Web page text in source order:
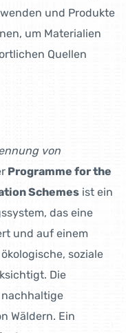
und Produkte
um Materialien
Quellen
von
Programme for the
Schemes ist ein
das eine
und auf einem
soziale
Die
Wäldern. Ein